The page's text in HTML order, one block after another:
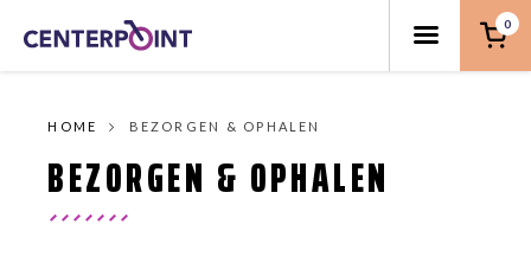
0
HOME BEZORGEN & OPHALEN
BEZORGEN & OPHALEN